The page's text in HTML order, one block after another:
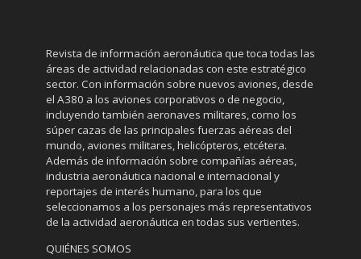
Revista de información aeronáutica que toca todas las
áreas de actividad relacionadas con este estratégico
sector. Con información sobre nuevos aviones, desde
el A380 a los aviones corporativos o de negocio,
incluyendo también aeronaves militares, como los
súper cazas de las principales fuerzas aéreas del
mundo, aviones militares, helicópteros, etcétera.
Además de información sobre compañías aéreas,
industria aeronáutica nacional e internacional y
reportajes de interés humano, para los que
seleccionamos a los personajes más representativos
de la actividad aeronáutica en todas sus vertientes.
QUIÉNES SOMOS